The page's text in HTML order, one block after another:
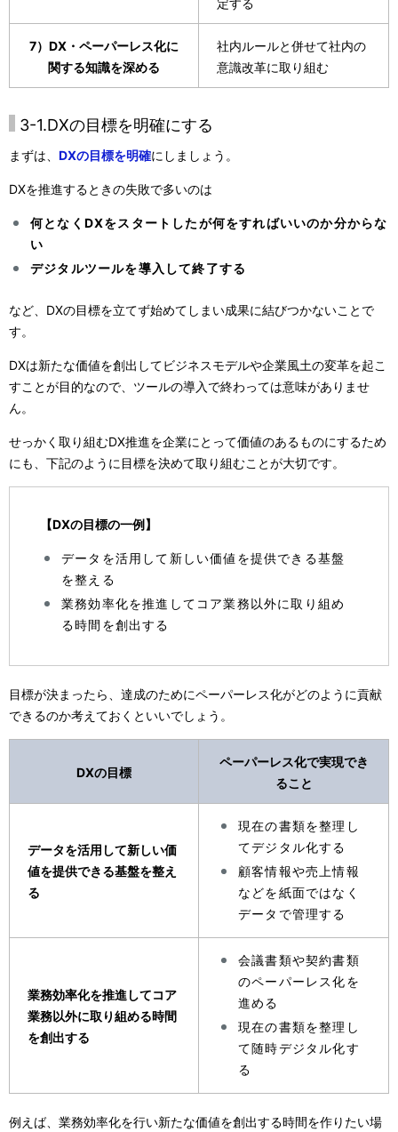
定する
7）DX・ペーパーレス化に
関する知識を深める
社内ルールと併せて社内の
意識改革に取り組む
3-1.DXの目標を明確にする
まずは、 DXの目標を明確にしましょう。
DXを推進するときの失敗で多いのは
何となくDXをスタートしたが何をすればいいのか分からな
い
デジタルツールを導入して終了する
など、DXの目標を立てず始めてしまい成果に結びつかないことで
す。
DXは新たな価値を創出してビジネスモデルや企業風土の変革を起こ
すことが目的なので、ツールの導入で終わっては意味がありませ
ん。
せっかく取り組むDX推進を企業にとって価値のあるものにするため
にも、下記のように目標を決めて取り組むことが大切です。
【DXの目標の一例】
データを活用して新しい価値を提供できる基盤
を整える
業務効率化を推進してコア業務以外に取り組め
る時間を創出する
目標が決まったら、達成のためにペーパーレス化がどのように貢献
できるのか考えておくといいでしょう。
DXの目標
ペーパーレス化で実現でき
ること
データを活用して新しい価
値を提供できる基盤を整え
る
現在の書類を整理し
てデジタル化する
顧客情報や売上情報
などを紙面ではなく
データで管理する
業務効率化を推進してコア
業務以外に取り組める時間
を創出する
会議書類や契約書類
のペーパーレス化を
進める
現在の書類を整理し
て随時デジタル化す
る
例えば、業務効率化を行い新たな価値を創出する時間を作りたい場